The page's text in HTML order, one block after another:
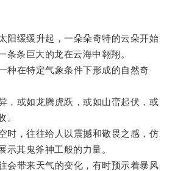
缓缓升起，一朵朵奇特的云朵开始
条条巨大的龙在云海中翱翔。
在特定气象条件下形成的自然奇
或如龙腾虎跃，或如山峦起伏，或
。
，往往给人以震撼和敬畏之感，仿
示其鬼斧神工般的力量。
带来天气的变化，有时预示着暴风